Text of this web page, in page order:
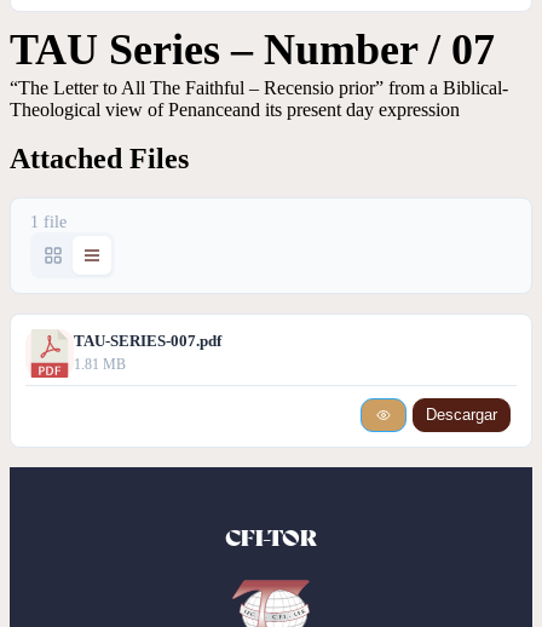
TAU Series – Number / 07
“The Letter to All The Faithful – Recensio prior” from a Biblical-
Theological view of Penanceand its present day expression
Attached Files
1 file
TAU-SERIES-007.pdf
1.81 MB
Descargar
CFI-TOR